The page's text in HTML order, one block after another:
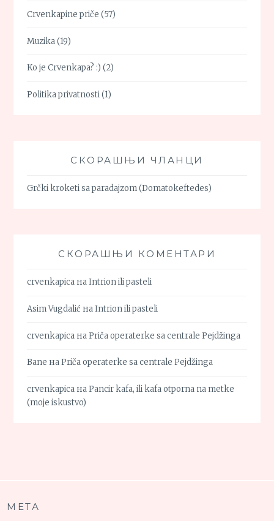
Crvenkapine priče (57)
Muzika(19)
Ko je Crvenkapa? :) (2)
Politika privatnosti(1)
СКОРАШЊИ ЧЛАНЦИ
Grčki kroketi sa paradajzom (Domatokeftedes)
СКОРАШЊИ КОМЕНТАРИ
crvenkapica наIntrion ili pasteli
Asim Vugdalić наIntrion ili pasteli
crvenkapica наPriča operaterke sa centrale Pejdžinga
Bane наPriča operaterke sa centrale Pejdžinga
crvenkapica наPancir kafa, ili kafa otporna na metke
(moje iskustvo)
МЕТА